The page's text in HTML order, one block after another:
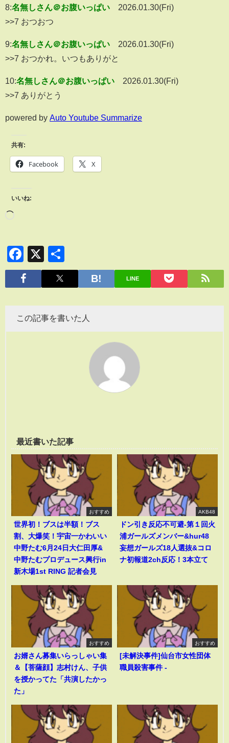
8:名無しさん＠お腹いっぱい
2026.01.30(Fri)
>>7 おつおつ
9:名無しさん＠お腹いっぱい
2026.01.30(Fri)
>>7 おつかれ。いつもありがと
10:名無しさん＠お腹いっぱい
2026.01.30(Fri)
>>7 ありがとう
powered by Auto Youtube Summarize
共有:
Facebook X
いいね:
Facebook
X
有
LINE
この記事を書いた人
最近書いた記事
おすすめ
世界初！ブスは半額！ブス
割、大爆笑！宇宙一かわいい
中野たむ6月24日大仁田厚&
中野たむプロデュース興行in
新木場1st RING 記者会見
AKB48
ドン引き反応不可避-第１回火
浦ガールズメンバー&hur48
妄想ガールズ18人選抜&コロ
ナ初報道2ch反応！3本立て
おすすめ
お婿さん募集いらっしゃい集
＆【菩薩顔】志村けん、子供
を授かってた「共演したかっ
た」
おすすめ
[未解決事件]仙台市女性団体
職員殺害事件 -